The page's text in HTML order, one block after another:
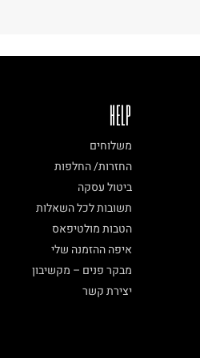
HELP
משלוחים
החזרות/ החלפות
ביטול עסקה
תשובות לכל השאלות
הטבות מולטיפאס
איפה ההזמנה שלי
מבקר פנים – מקשיבון
יצירת קשר